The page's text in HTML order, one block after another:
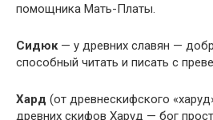
помощника Мать-Платы.
Сидюк — у древних славян —
способный читать и писать с
Хард (от древнескифского
древних скифов Харуд — бог